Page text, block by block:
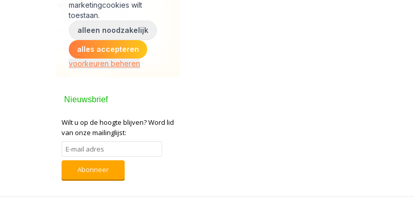
Nieuwsbrief
Wilt u op de hoogte blijven?Word lid
van onze mailinglijst:
Abonneer